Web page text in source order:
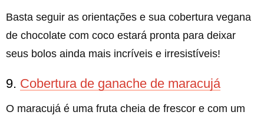
Basta seguir as orientações e sua cobertura vegana
de chocolate com coco estará pronta para deixar
seus bolos ainda mais incríveis e irresistíveis!
9. Cobertura de ganache de maracujá
O maracujá é uma fruta cheia de frescor e com um